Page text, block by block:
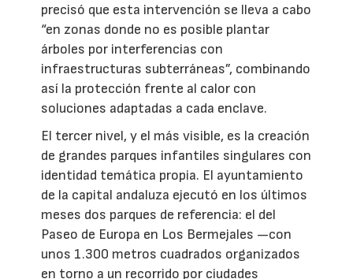
precisó que esta intervención se lleva a cabo
“en zonas donde no es posible plantar
árboles por interferencias con
infraestructuras subterráneas”, combinando
así la protección frente al calor con
soluciones adaptadas a cada enclave.
El tercer nivel, y el más visible, es la creación
de grandes parques infantiles singulares con
identidad temática propia. El ayuntamiento
de la capital andaluza ejecutó en los últimos
meses dos parques de referencia: el del
Paseo de Europa en Los Bermejales —con
unos 1.300 metros cuadrados organizados
en torno a un recorrido por ciudades